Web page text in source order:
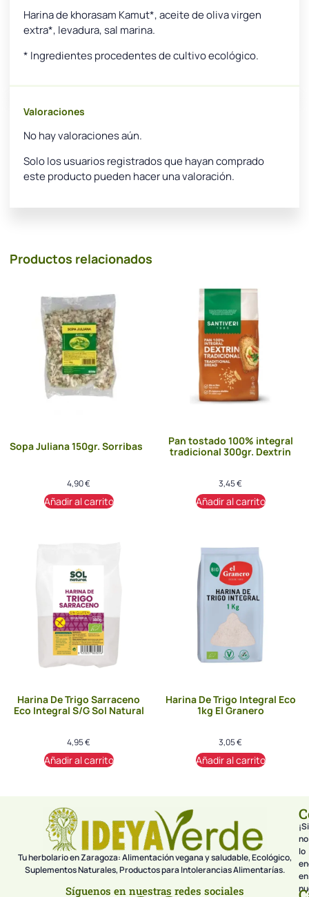
Harina de khorasam Kamut*, aceite de oliva virgen
extra*, levadura, sal marina.
* Ingredientes procedentes de cultivo ecológico.
Valoraciones
No hay valoraciones aún.
Solo los usuarios registrados que hayan comprado
este producto pueden hacer una valoración.
Productos relacionados
Sopa Juliana 150gr. Sorribas
4,90€
Añadir al carrito
Pan tostado 100% integral
tradicional 300gr. Dextrin
3,45€
Añadir al carrito
Harina De Trigo Sarraceno
Eco Integral S/G Sol Natural
4,95€
Añadir al carrito
Harina De Trigo Integral Eco
1kg El Granero
3,05€
Añadir al carrito
Tu herbolario en Zaragoza: Alimentación vegana y saludable, Ecológico,
Suplementos Naturales, Productos para Intolerancias Alimentarías.
Síguenos en nuestras redes sociales
¡Si
no
lo
en